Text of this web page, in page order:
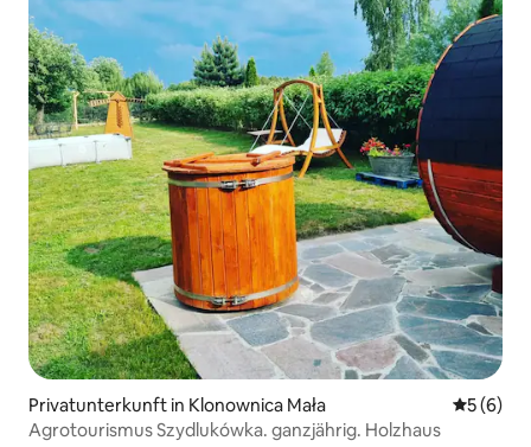
Privatunterkunft in Klonownica Mała
5 (6)
Agrotourismus Szydlukówka. ganzjährig. Holzhaus